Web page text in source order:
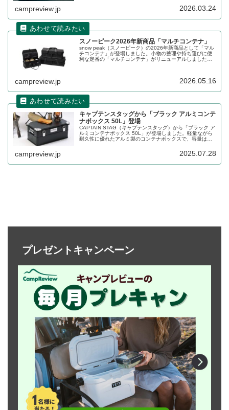
Lサイズは鍋類やケトルなどの調理器具入れに便利です。詳
campreview.jp 2026.03.24
スノーピーク2026年新商品「マルチコンテナ」
snow peak（スノーピーク）の2026年新商品として「マル
チコンテナ」が登場しました。小物の整理や持ち運びに便
利な定番の「マルチコンテナ」がリニューアルしました。
campreview.jp 2026.05.16
キャプテンスタッグから「ブラック アルミコンテ
ナボックス 50L」登場
CAPTAIN STAG（キャプテンスタッグ）から「ブラック ア
ルミコンテナボックス 50L」が登場しました。軽量ながら
耐久性に優れたアルミ製のコンテナボックスで、容量は
納ケースとして様々なものを整理整頓するのに便利なアイ
campreview.jp 2025.07.28
プレゼントキャンペーン